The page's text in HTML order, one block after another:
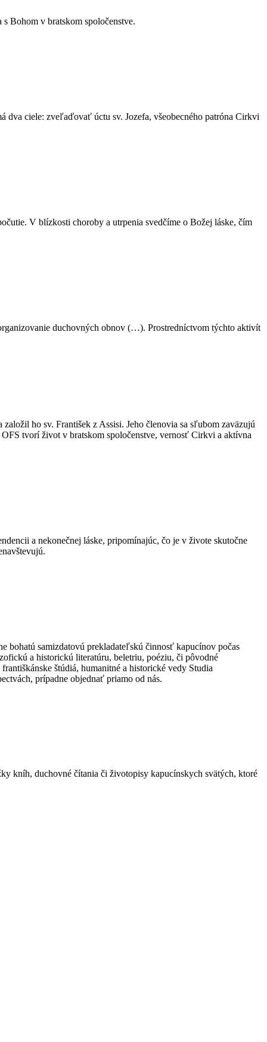
Bohom v bratskom spoločenstve.
dva ciele: zveľaďovať úctu sv. Jozefa, všeobecného patróna Cirkvi
V blízkosti choroby a utrpenia svedčíme o Božej láske, čím
duchovných obnov (…). Prostredníctvom týchto aktivít
ho sv. František z Assisi. Jeho členovia sa sľubom zaväzujú
tvorí život v bratskom spoločenstve, vernosť Cirkvi a aktívna
a nekonečnej láske, pripomínajúc, čo je v živote skutočne
bohatú samizdatovú prekladateľskú činnosť kapucínov počas
a historickú literatúru, beletriu, poéziu, či pôvodné
štúdiá, humanitné a historické vedy Studia
prípadne objednať priamo od nás.
kníh, duchovné čítania či životopisy kapucínskych svätých, ktoré